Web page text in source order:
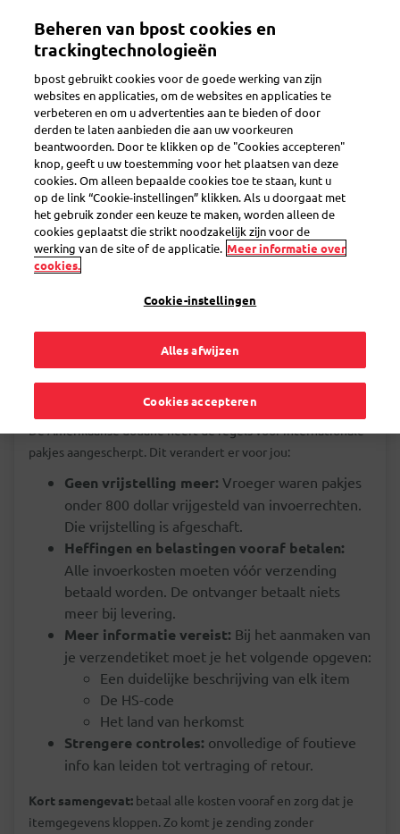
inhoud
Toggle navigation
Verzenden naar de Verenigde Staten
Welke nieuwe
invoerregels gelden
er voor zendingen
naar de VS?
De Amerikaanse douane heeft de regels voor internationale
pakjes aangescherpt. Dit verandert er voor jou:
Geen vrijstelling meer: Vroeger waren pakjes
onder 800 dollar vrijgesteld van invoerrechten.
Die vrijstelling is afgeschaft.
Heffingen en belastingen vooraf betalen:
Alle invoerkosten moeten vóór verzending
betaald worden. De ontvanger betaalt niets
meer bij levering.
Meer informatie vereist: Bij het aanmaken van
je verzendetiket moet je het volgende opgeven:
Een duidelijke beschrijving van elk item
De HS-code
Het land van herkomst
Strengere controles: onvolledige of foutieve
info kan leiden tot vertraging of retour.
Kort samengevat: betaal alle kosten vooraf en zorg dat je
itemgegevens kloppen. Zo komt je zending zonder
Beheren van bpost cookies en
trackingtechnologieën
bpost gebruikt cookies voor de goede werking van zijn
websites en applicaties, om de websites en applicaties te
verbeteren en om u advertenties aan te bieden of door
derden te laten aanbieden die aan uw voorkeuren
beantwoorden. Door te klikken op de "Cookies accepteren"
knop, geeft u uw toestemming voor het plaatsen van deze
cookies. Om alleen bepaalde cookies toe te staan, kunt u
op de link “Cookie-instellingen” klikken. Als u doorgaat met
het gebruik zonder een keuze te maken, worden alleen de
cookies geplaatst die strikt noodzakelijk zijn voor de
werking van de site of de applicatie. Meer informatie over
cookies.
Cookie-instellingen
Alles afwijzen
Cookies accepteren